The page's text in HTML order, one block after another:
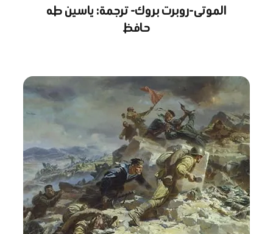
الموتى-روبرت بروك- ترجمة: ياسين طه
حافظ